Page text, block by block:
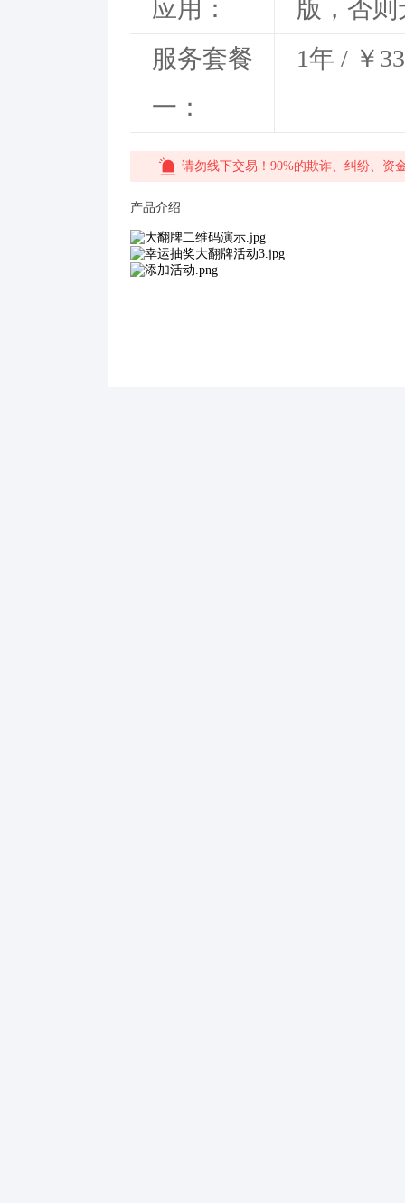
应用：
版，否
服务套餐
一：
1年 / ￥
请勿线下交易！90%的欺诈、纠纷、资
产品介绍